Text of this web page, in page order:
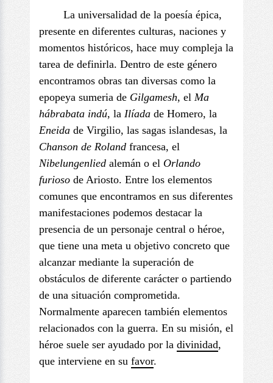
La universalidad de la poesía épica,
presente en diferentes culturas, naciones y
momentos históricos, hace muy compleja la
tarea de definirla. Dentro de este género
encontramos obras tan diversas como la
epopeya sumeria de Gilgamesh, el Ma
hábrabata indú, la Ilíada de Homero, la
Eneida de Virgilio, las sagas islandesas, la
Chanson de Roland francesa, el
Nibelungenlied alemán o el Orlando
furioso de Ariosto. Entre los elementos
comunes que encontramos en sus diferentes
manifestaciones podemos destacar la
presencia de un personaje central o héroe,
que tiene una meta u objetivo concreto que
alcanzar mediante la superación de
obstáculos de diferente carácter o partiendo
de una situación comprometida.
Normalmente aparecen también elementos
relacionados con la guerra. En su misión, el
héroe suele ser ayudado por la divinidad,
que interviene en su favor.